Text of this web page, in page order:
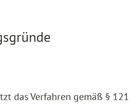
das Verfahren gemäß § 121